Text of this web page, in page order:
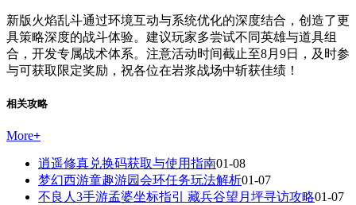
新版火焰乱斗通过环境互动与系统优化的深度结合，创造了更
具策略深度的战斗体验。建议玩家多尝试不同英雄与道具组
合，开发专属战术体系。注意活动时间截止至8月9日，及时参
与可获取限定奖励，祝各位在岩浆战场中斩获佳绩！
相关攻略
More+
逍遥修真兑换码获取与使用指南01-08
梦幻西游童趣游园会环任务玩法解析01-07
不良人3手游孟婆坐标指引 藏兵谷望月坪寻访攻略01-07